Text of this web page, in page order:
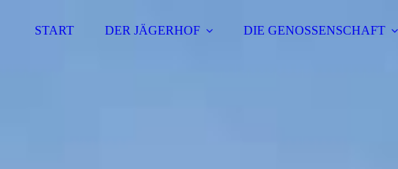
START DER JÄGERHOF DIE GENOSSENSCHAFT